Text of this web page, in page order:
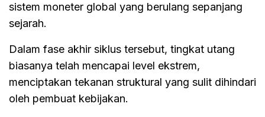
sistem moneter global yang berulang sepanjang
sejarah.
Dalam fase akhir siklus tersebut, tingkat utang
biasanya telah mencapai level ekstrem,
menciptakan tekanan struktural yang sulit dihindari
oleh pembuat kebijakan.